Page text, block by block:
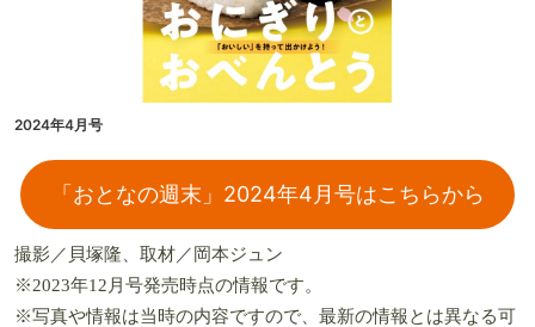
2024年4月号
「おとなの週末」2024年4月号はこちらから
撮影／貝塚隆、取材／岡本ジュン
※2023年12月号発売時点の情報です。
※写真や情報は当時の内容ですので、最新の情報とは異なる可